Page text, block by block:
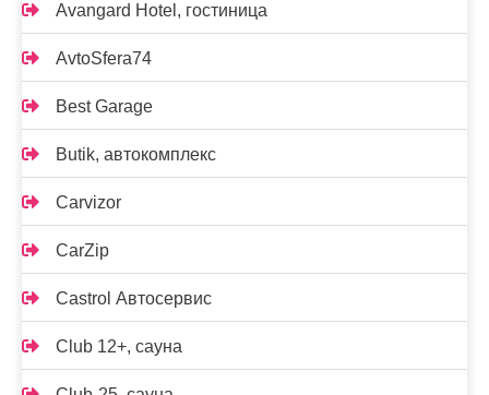
Avangard Hotel, гостиница
AvtoSfera74
Best Garage
Butik, автокомплекс
Carvizor
CarZip
Castrol Автосервис
Club 12+, сауна